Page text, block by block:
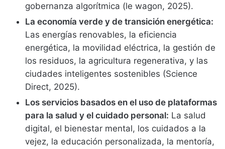
gobernanza algorítmica (le wagon, 2025).
La economía verde y de transición energética:
Las energías renovables, la eficiencia
energética, la movilidad eléctrica, la gestión de
los residuos, la agricultura regenerativa, y las
ciudades inteligentes sostenibles (Science
Direct, 2025).
Los servicios basados en el uso de plataformas
para la salud y el cuidado personal: La salud
digital, el bienestar mental, los cuidados a la
vejez, la educación personalizada, la mentoría,